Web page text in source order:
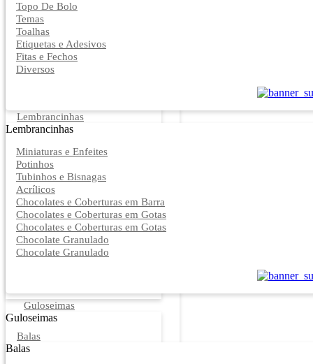
Topo De Bolo
Temas
Toalhas
Etiquetas e Adesivos
Fitas e Fechos
Diversos
Lembrancinhas
Lembrancinhas
Miniaturas e Enfeites
Potinhos
Tubinhos e Bisnagas
Acrílicos
Chocolates e Coberturas em Barra
Chocolates e Coberturas em Gotas
Chocolates e Coberturas em Gotas
Chocolate Granulado
Chocolate Granulado
Guloseimas
Guloseimas
Balas
Balas